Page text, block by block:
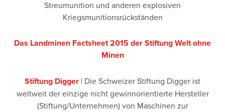
Streumunition und anderen explosiven
Kriegsmunitionsrückständen
Das Landminen Factsheet 2015 der Stiftung Welt ohne
Minen
Stiftung Digger | Die Schweizer Stiftung Digger ist
weltweit der einzige nicht gewinnorientierte Hersteller
(Stiftung/Unternehmen) von Maschinen zur